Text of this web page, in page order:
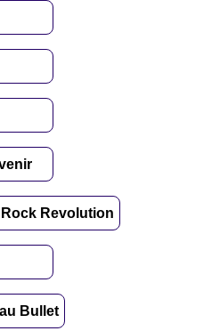
Revolution
Bullet